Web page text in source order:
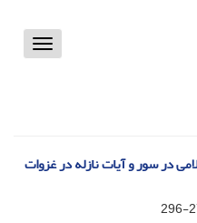
Toggle
در سور و آیات نازله در غزوات